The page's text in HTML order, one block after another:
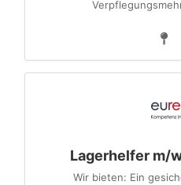
Lagerhelfer m/
Wir bieten: Ein